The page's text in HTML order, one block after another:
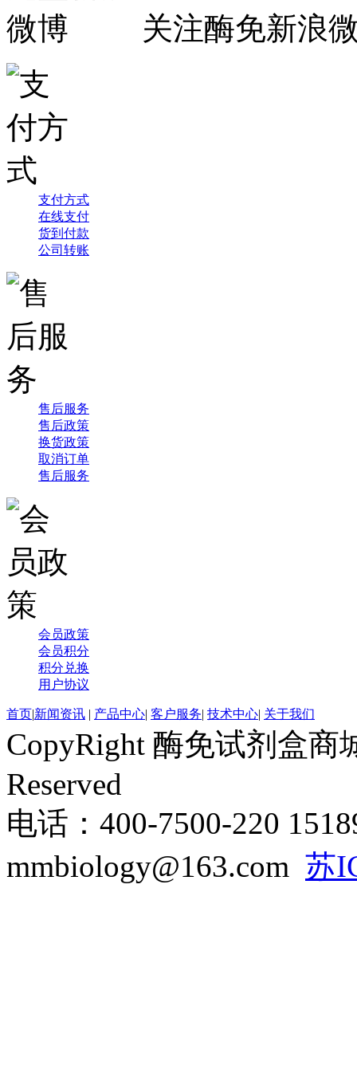
关注酶免新浪
支付方式
在线支付
货到付款
公司转账
售后服务
售后政策
换货政策
取消订单
售后服务
会员政策
会员积分
积分兑换
用户协议
首页|新闻资讯 | 产品中心| 客户服务| 技术中心| 关于我们
CopyRight 酶免试剂盒商
Reserved
电话：400-7500-220
mmbiology@163.com 苏